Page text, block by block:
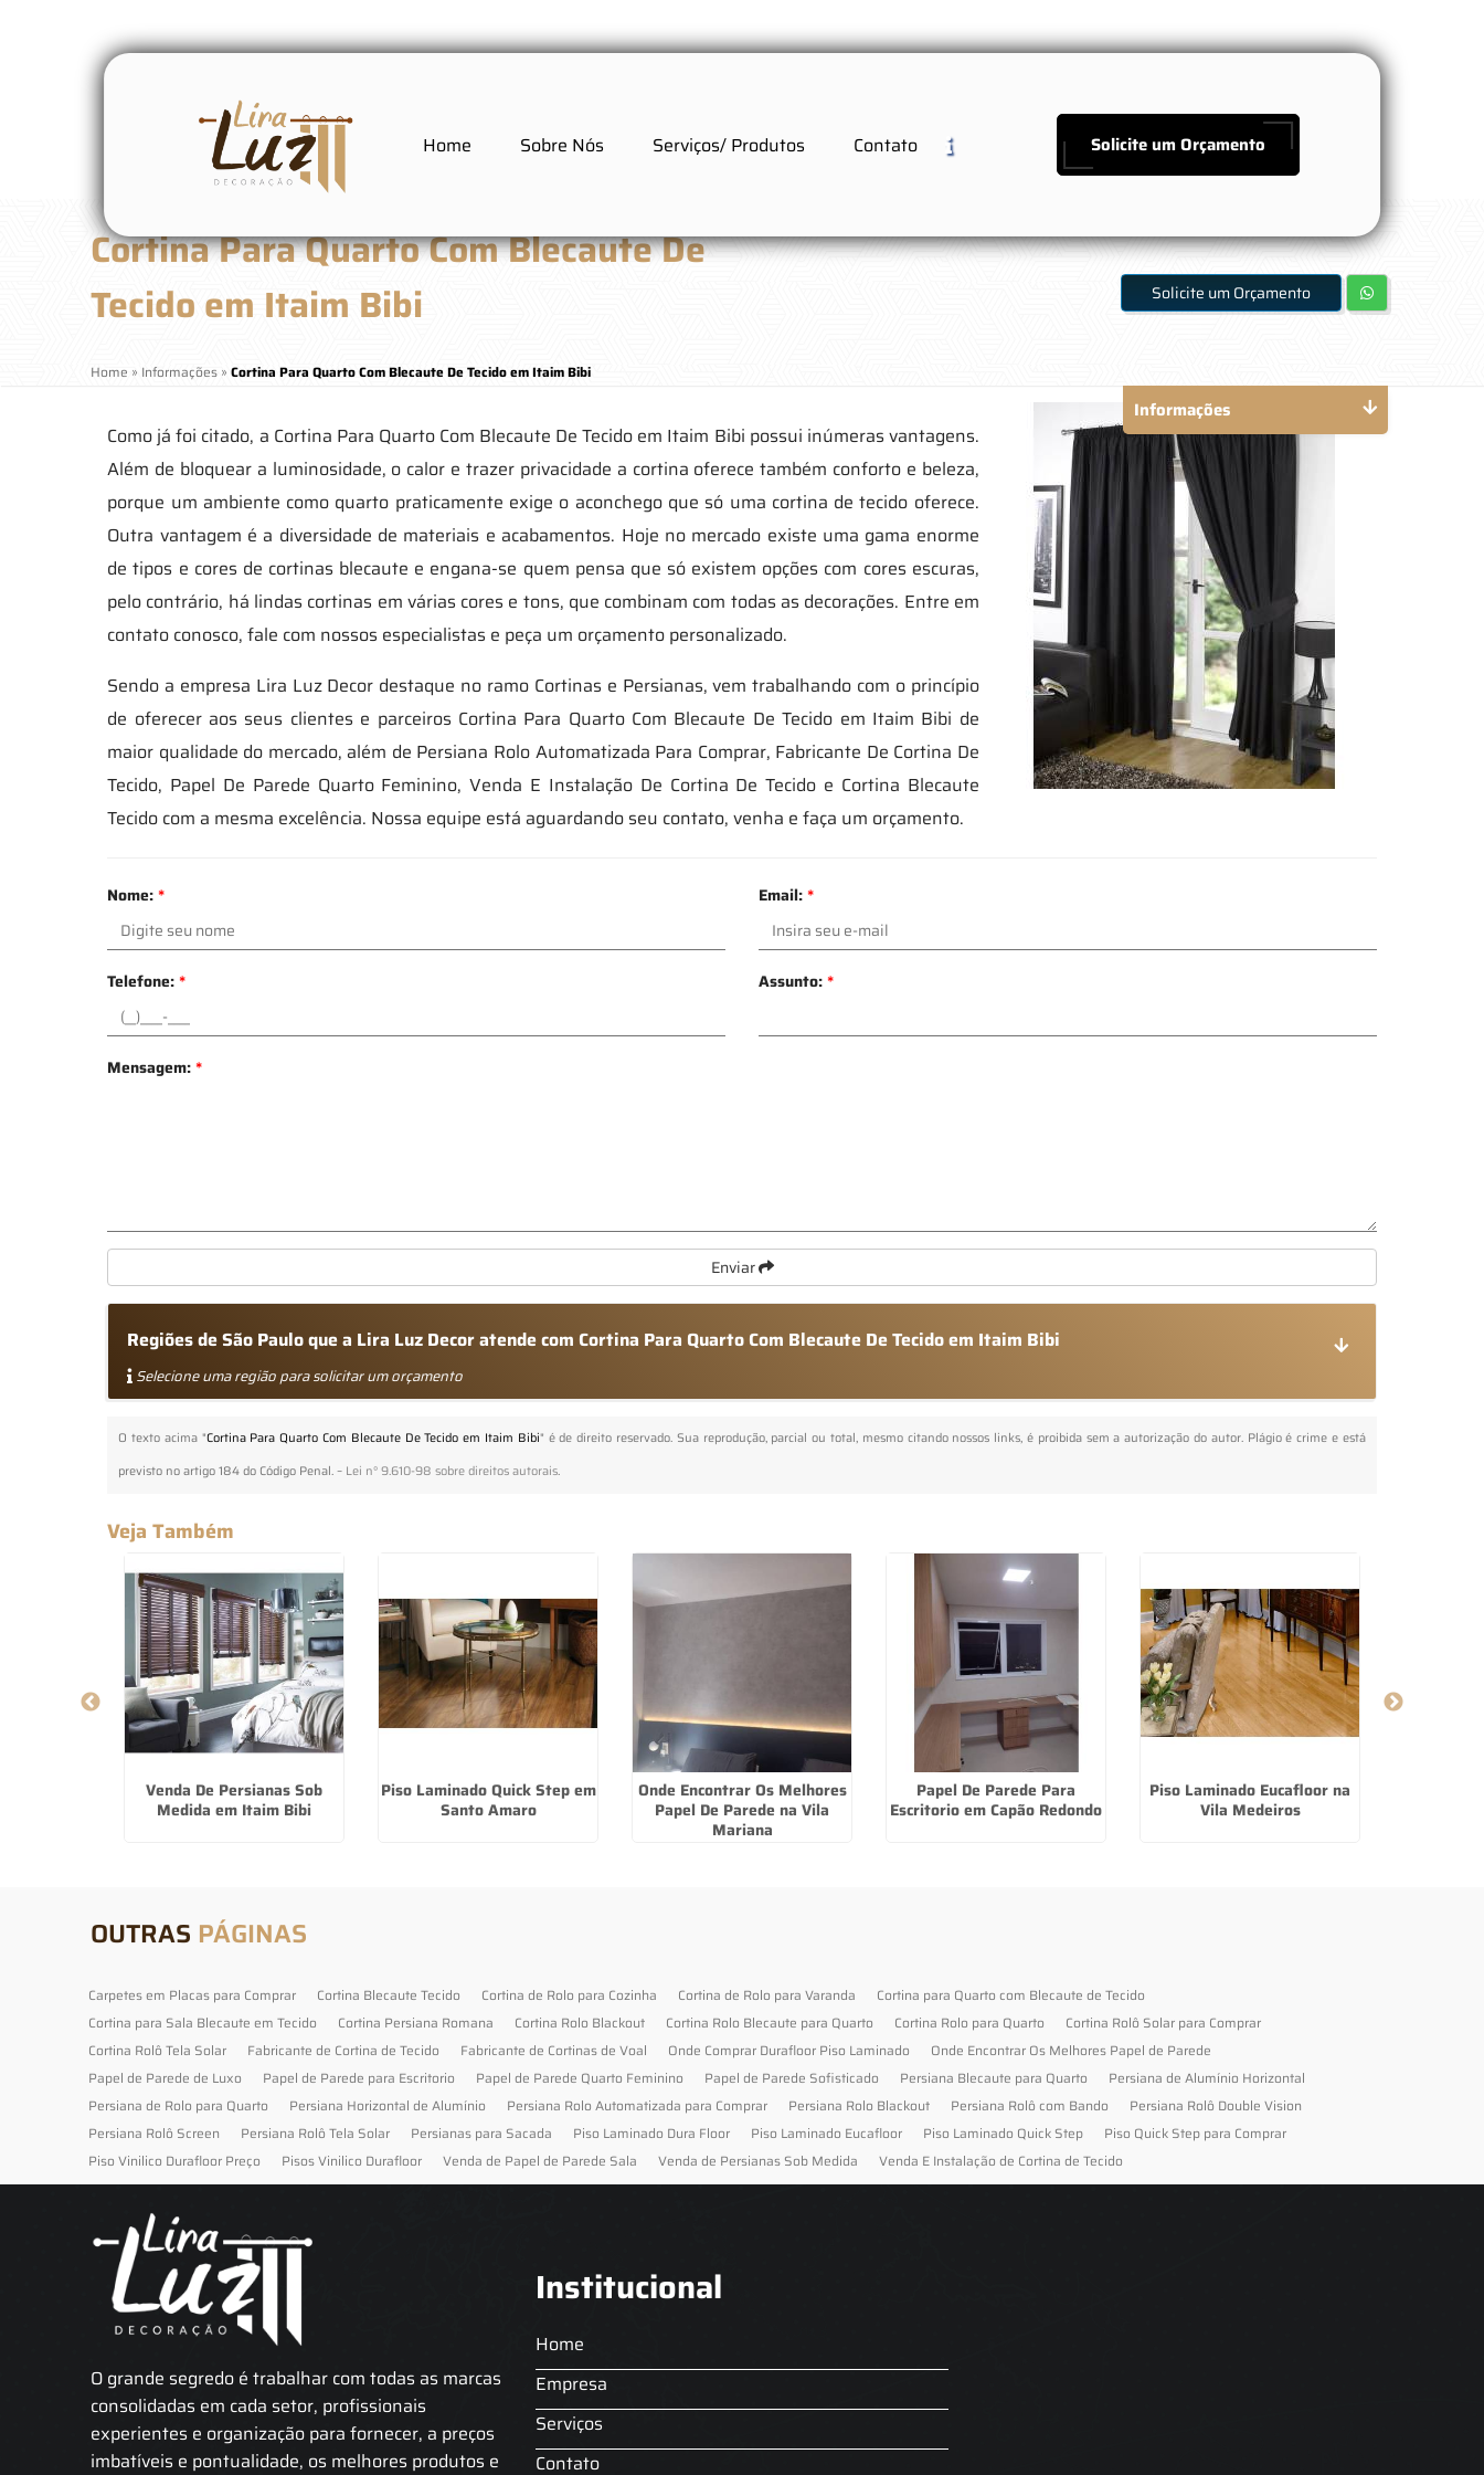
Home Sobre Nós Serviços/ Produtos Contato Solicite um Orçamento
Cortina Para Quarto Com Blecaute De
Tecido em Itaim Bibi
Home » Informações »Cortina Para Quarto Com Blecaute De Tecido em Itaim Bibi
Solicite um Orçamento
Como já foi citado, a Cortina Para Quarto Com Blecaute De Tecido em Itaim Bibi possui inúmeras vantagens.
Além de bloquear a luminosidade, o calor e trazer privacidade a cortina oferece também conforto e beleza,
porque um ambiente como quarto praticamente exige o aconchego que só uma cortina de tecido oferece.
Outra vantagem é a diversidade de materiais e acabamentos. Hoje no mercado existe uma gama enorme
de tipos e cores de cortinas blecaute e engana-se quem pensa que só existem opções com cores escuras,
pelo contrário, há lindas cortinas em várias cores e tons, que combinam com todas as decorações. Entre em
contato conosco, fale com nossos especialistas e peça um orçamento personalizado.
Sendo a empresa Lira Luz Decor destaque no ramo Cortinas e Persianas, vem trabalhando com o princípio
de oferecer aos seus clientes e parceiros Cortina Para Quarto Com Blecaute De Tecido em Itaim Bibi de
maior qualidade do mercado, além de Persiana Rolo Automatizada Para Comprar, Fabricante De Cortina De
Tecido, Papel De Parede Quarto Feminino, Venda E Instalação De Cortina De Tecido e Cortina Blecaute
Tecido com a mesma excelência. Nossa equipe está aguardando seu contato, venha e faça um orçamento.
Nome:* Email:*
Telefone:* Assunto:*
Mensagem:*
Enviar
Regiões de São Paulo que a Lira Luz Decor atende com Cortina Para Quarto Com Blecaute De Tecido em Itaim Bibi
Selecione uma região para solicitar um orçamento
O texto acima "Cortina Para Quarto Com Blecaute De Tecido em Itaim Bibi" é de direito reservado. Sua reprodução, parcial ou total, mesmo citando nossos links, é proibida sem a autorização do autor. Plágio é crime e está
previsto no artigo 184 do Código Penal. – Lei n° 9.610-98 sobre direitos autorais.
Informações
Veja Também
Venda De Persianas Sob
Medida em Itaim Bibi
Piso Laminado Quick Step em
Santo Amaro
Onde Encontrar Os Melhores
Papel De Parede na Vila
Mariana
Papel De Parede Para
Escritorio em Capão Redondo
Piso Laminado Eucafloor na
Vila Medeiros
OUTRAS PÁGINAS
Carpetes em Placas para Comprar Cortina Blecaute Tecido Cortina de Rolo para Cozinha Cortina de Rolo para Varanda
Cortina para Quarto com Blecaute de Tecido
Cortina para Sala Blecaute em Tecido
Cortina Persiana Romana Cortina Rolo Blackout Cortina Rolo Blecaute para Quarto Cortina Rolo para Quarto
Cortina Rolô Solar para Comprar
Cortina Rolô Tela Solar
Fabricante de Cortina de Tecido Fabricante de Cortinas de Voal Onde Comprar Durafloor Piso Laminado
Onde Encontrar Os Melhores Papel de Parede
Papel de Parede de Luxo
Papel de Parede para Escritorio Papel de Parede Quarto Feminino Papel de Parede Sofisticado Persiana Blecaute para Quarto
Persiana de Alumínio Horizontal
Persiana de Rolo para Quarto
Persiana Horizontal de Alumínio Persiana Rolo Automatizada para Comprar Persiana Rolo Blackout Persiana Rolô com Bando
Persiana Rolô Double Vision
Persiana Rolô Screen
Persiana Rolô Tela Solar Persianas para Sacada Piso Laminado Dura Floor Piso Laminado Eucafloor Piso Laminado Quick Step
Piso Quick Step para Comprar
Piso Vinilico Durafloor Preço
Pisos Vinilico Durafloor Venda de Papel de Parede Sala Venda de Persianas Sob Medida Venda E Instalação de Cortina de Tecido
O grande segredo é trabalhar com todas as marcas
consolidadas em cada setor, profissionais
experientes e organização para fornecer, a preços
imbatíveis e pontualidade, os melhores produtos e
Institucional
Home
Empresa
Serviços
Contato